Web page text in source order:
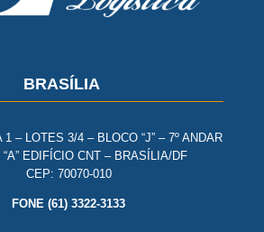
BRASÍLIA
– LOTES 3/4 – BLOCO “J” – 7º ANDAR
“A” EDIFÍCIO CNT – BRASÍLIA/DF
CEP: 70070-010
FONE (61) 3322-3133